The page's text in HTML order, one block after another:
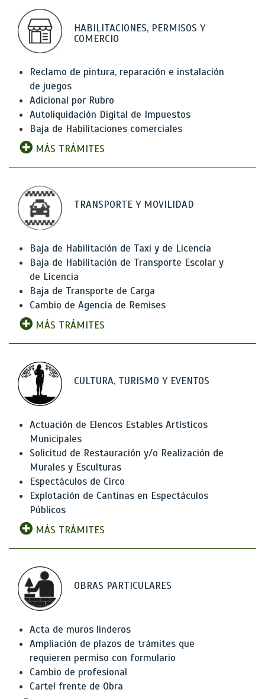
HABILITACIONES, PERMISOS Y
COMERCIO
Reclamo de pintura, reparación e instalación
de juegos
Adicional por Rubro
Autoliquidación Digital de Impuestos
Baja de Habilitaciones comerciales
MÁS TRÁMITES
TRANSPORTE Y MOVILIDAD
Baja de Habilitación de Taxi y de Licencia
Baja de Habilitación de Transporte Escolar y
de Licencia
Baja de Transporte de Carga
Cambio de Agencia de Remises
MÁS TRÁMITES
CULTURA, TURISMO Y EVENTOS
Actuación de Elencos Estables Artísticos
Municipales
Solicitud de Restauración y/o Realización de
Murales y Esculturas
Espectáculos de Circo
Explotación de Cantinas en Espectáculos
Públicos
MÁS TRÁMITES
OBRAS PARTICULARES
Acta de muros linderos
Ampliación de plazos de trámites que
requieren permiso con formulario
Cambio de profesional
Cartel frente de Obra